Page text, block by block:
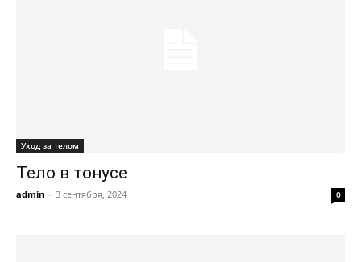
Уход за телом
Тело в тонусе
admin - 3 сентября, 2024 0